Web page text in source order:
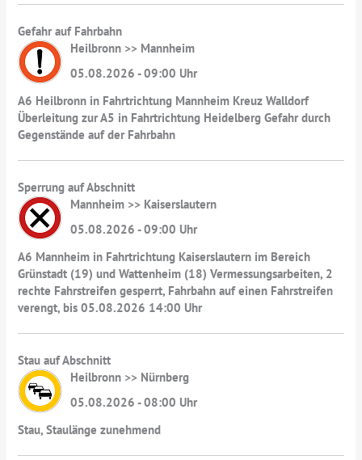
Gefahr auf Fahrbahn
Heilbronn >> Mannheim
05.08.2026 - 09:00 Uhr
A6 Heilbronn in Fahrtrichtung Mannheim Kreuz Walldorf
Überleitung zur A5 in Fahrtrichtung Heidelberg Gefahr durch
Gegenstände auf der Fahrbahn
Sperrung auf Abschnitt
Mannheim >> Kaiserslautern
05.08.2026 - 09:00 Uhr
A6 Mannheim in Fahrtrichtung Kaiserslautern im Bereich
Grünstadt (19) und Wattenheim (18) Vermessungsarbeiten, 2
rechte Fahrstreifen gesperrt, Fahrbahn auf einen Fahrstreifen
verengt, bis 05.08.2026 14:00 Uhr
Stau auf Abschnitt
Heilbronn >> Nürnberg
05.08.2026 - 08:00 Uhr
Stau, Staulänge zunehmend